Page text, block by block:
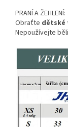
PRANÍ A ŽEHLENÍ:
Obraťte dětské
Nepoužívejte